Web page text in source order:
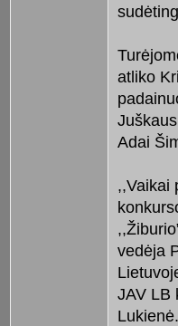
atliko
Adai
,,Vaikai
vedėja
JAV LB